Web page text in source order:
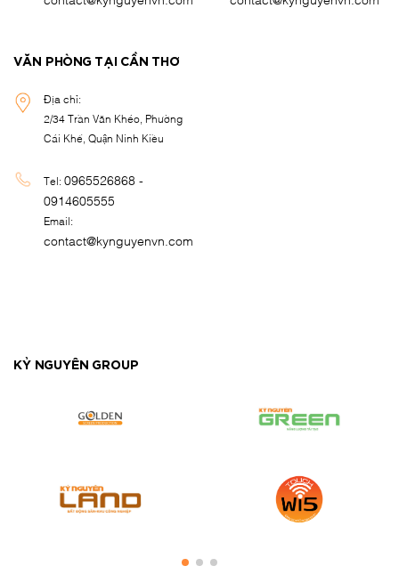
VĂN PHÒNG TẠI CẦN THƠ
Địa chỉ:
2/34 Trần Văn Khéo, Phường
Cái Khế, Quận Ninh Kiều
Tel:0965526868 -
0914605555
Email:
contact@kynguyenvn.com
KỶ NGUYÊN GROUP